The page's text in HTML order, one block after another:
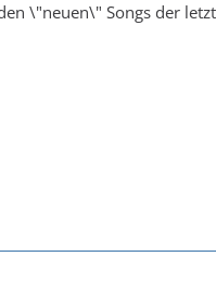
\"neuen\" Songs der